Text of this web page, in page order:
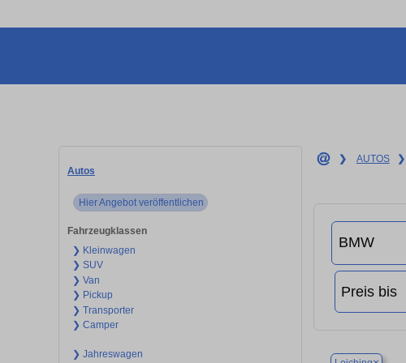
Autos
Hier Angebot veröffentlichen
Fahrzeugklassen
❯ Kleinwagen
❯ SUV
❯ Van
❯ Pickup
❯ Transporter
❯ Camper
❯ Jahreswagen
❯ AUTOS ❯